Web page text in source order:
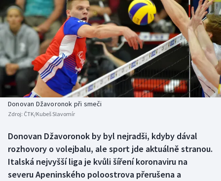
DALŠÍ SPORTY
Americký fotbal
Baseball a softbal
Basketbal
Biatlon
Box
Curling
NEPŘEHLÉDNĚTE
Soutěže
Historické návraty
Aplikace ČT sport
Donovan Džavoronok při smeči
Zdroj: ČTK/Kubeš Slavomír
Donovan Džavoronok by byl nejradši, kdyby dával
rozhovory o volejbalu, ale sport jde aktuálně stranou.
Italská nejvyšší liga je kvůli šíření koronaviru na
severu Apeninského poloostrova přerušena a